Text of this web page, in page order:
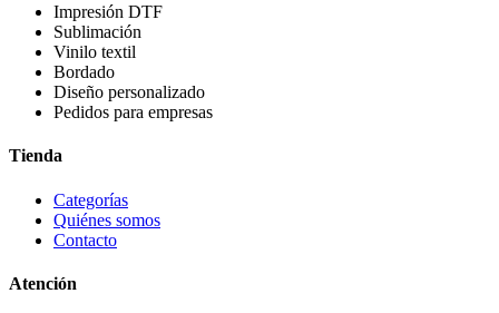
Impresión DTF
Sublimación
Vinilo textil
Bordado
Diseño personalizado
Pedidos para empresas
Tienda
Categorías
Quiénes somos
Contacto
Atención